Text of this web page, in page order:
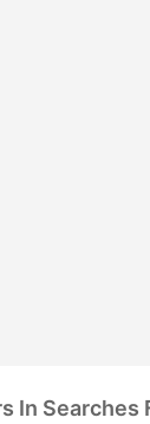
In Searches